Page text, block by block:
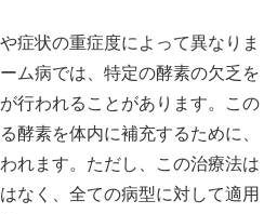
症状の重症度によって異なりま
ム病では、特定の酵素の欠乏を
行われることがあります。この
酵素を体内に補充するために、
れます。ただし、この治療法は
なく、全ての病型に対して適用